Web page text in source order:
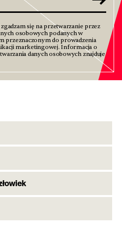
się na przetwarzanie przez
osobowych podanych w
przeznaczonym do prowadzenia
marketingowej. Informacja o
danych osobowych znajduje